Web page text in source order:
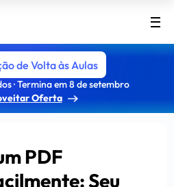
de Volta às Aulas
· Termina em 8 de setembro
Oferta
PDF
Seu